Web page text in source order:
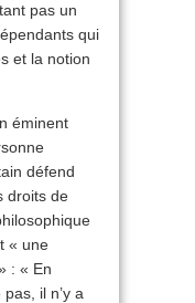
pas un
qui
et la notion
éminent
défend
droits de
« une
: « En
il n’y a